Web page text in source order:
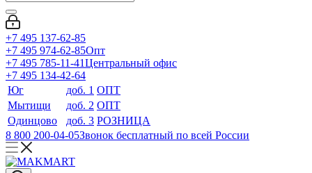
+7 495 137-62-85
+7 495 974-62-85Опт
+7 495 785-11-41Центральный офис
+7 495 134-42-64
Юг
доб. 1 ОПТ
Мытищи
доб. 2 ОПТ
Одинцово
доб. 3 РОЗНИЦА
8 800 200-04-05Звонок бесплатный по всей России